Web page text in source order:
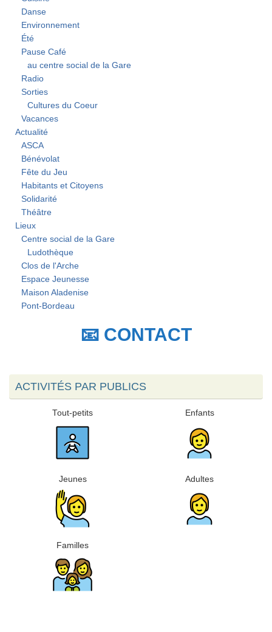
Danse
Environnement
Été
Pause Café
au centre social de la Gare
Radio
Sorties
Cultures du Coeur
Vacances
Actualité
ASCA
Bénévolat
Fête du Jeu
Habitants et Citoyens
Solidarité
Théâtre
Lieux
Centre social de la Gare
Ludothèque
Clos de l'Arche
Espace Jeunesse
Maison Aladenise
Pont-Bordeau
📧 CONTACT
ACTIVITÉS PAR PUBLICS
Tout-petits Enfants
Jeunes Adultes
Familles